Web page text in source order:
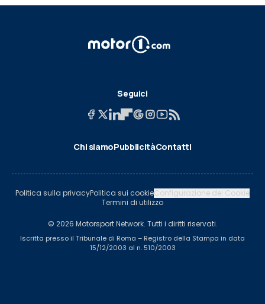
Seguici
Chi siamoPubblicitàContatti
Politica sulla privacyPolitica sui cookieConfigurazione dei Cookie
Termini di utilizzo
© 2026 Motorsport Network. Tutti i diritti riservati.
Iscritta presso il Tribunale di Roma – Registro della Stampa in data
15/12/2003 al n. 510/2003